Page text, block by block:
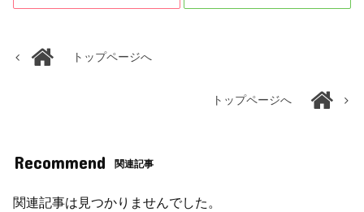
トップページへ
トップページへ
Recommend 関連記事
関連記事は見つかりませんでした。